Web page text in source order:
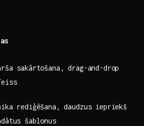
sakārtošana, drag-and-drop
rediģēšana, daudzus iepriekš
šablonus